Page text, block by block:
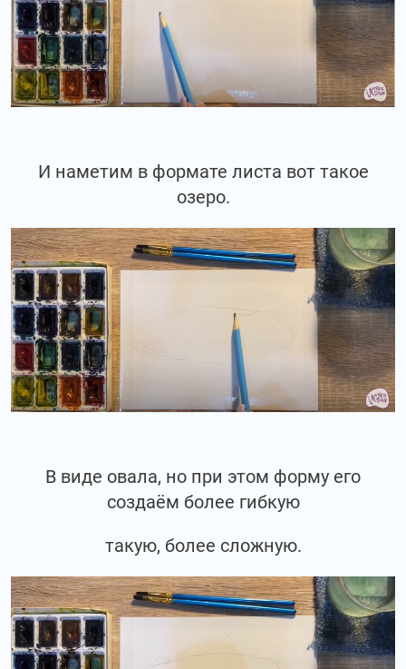
И наметим в формате листа вот такое
озеро.
В виде овала, но при этом форму его
создаём более гибкую
такую, более сложную.